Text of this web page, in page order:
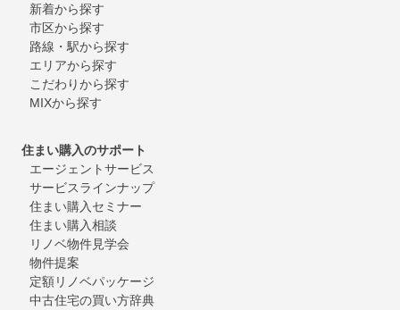
新着から探す
市区から探す
路線・駅から探す
エリアから探す
こだわりから探す
MIXから探す
住まい購入のサポート
エージェントサービス
サービスラインナップ
住まい購入セミナー
住まい購入相談
リノベ物件見学会
物件提案
定額リノベパッケージ
中古住宅の買い方辞典